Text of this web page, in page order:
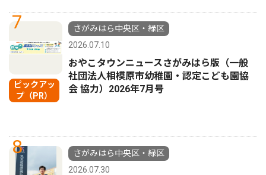
7
ピックアッ
プ（PR）
さがみはら中央区・緑区
2026.07.10
おやこタウンニュースさがみはら版（一般
社団法人相模原市幼稚園・認定こども園協
会 協力）2026年7月号
8
さがみはら中央区・緑区
2026.07.30